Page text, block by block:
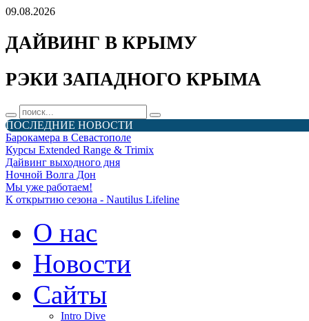
09.08.2026
ДАЙВИНГ В КРЫМУ
РЭКИ ЗАПАДНОГО КРЫМА
ПОСЛЕДНИЕ НОВОСТИ
Барокамера в Севастополе
Курсы Extended Range & Trimix
Дайвинг выходного дня
Ночной Волга Дон
Мы уже работаем!
К открытию сезона - Nautilus Lifeline
О нас
Новости
Сайты
Intro Dive